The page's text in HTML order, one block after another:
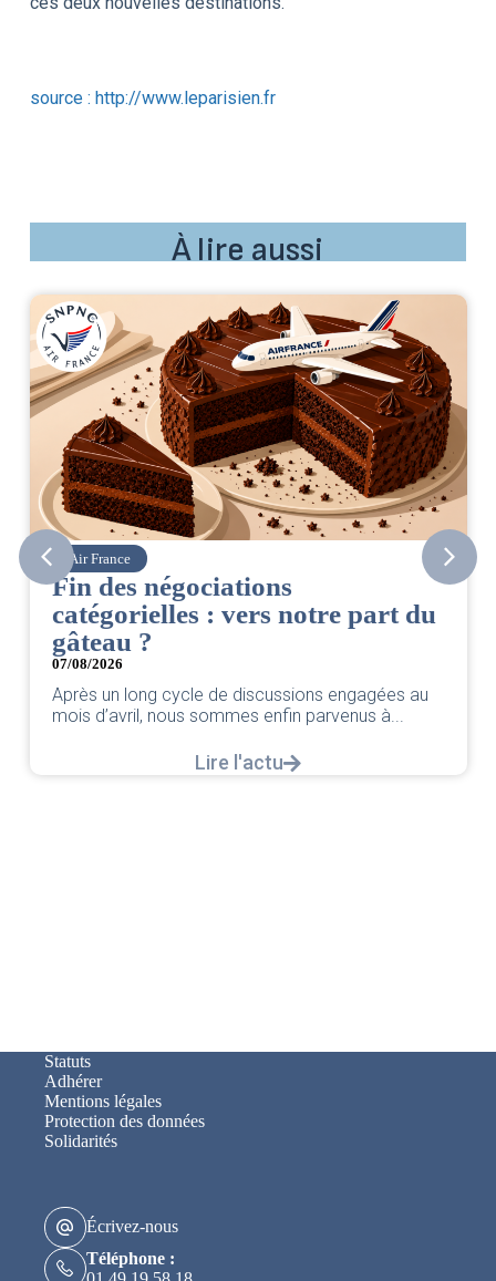
source : http://www.leparisien.fr
À lire aussi
Air France
Fin des négociations
catégorielles : vers notre part du
gâteau ?
07/08/2026
Après un long cycle de discussions engagées au
mois d’avril, nous sommes enfin parvenus à...
Lire l'actu
Statuts
Adhérer
Mentions légales
Protection des données
Solidarités
Écrivez-nous
Téléphone :